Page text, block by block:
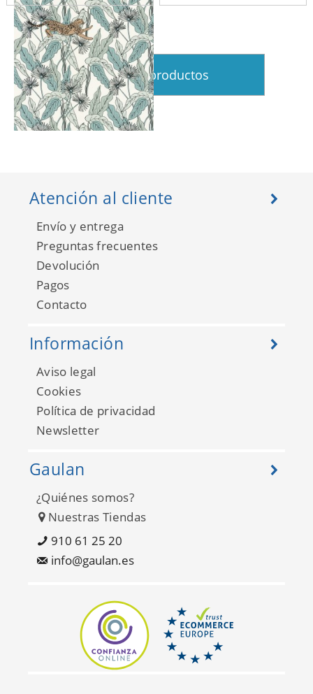
The Place To Bed
101774001
Ver más productos
Atención al cliente
Envío y entrega
Preguntas frecuentes
Devolución
Pagos
Contacto
Información
Aviso legal
Cookies
Política de privacidad
Newsletter
Gaulan
¿Quiénes somos?
Nuestras Tiendas
910 61 25 20
info@gaulan.es